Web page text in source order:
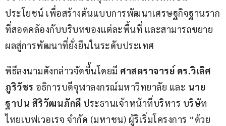
ประโยชน์ เพื่อสร้างต้นแบบการพัฒนาเศรษฐกิจฐานราก
ที่สอดคล้องกับบริบทของแต่ละพื้นที่ และสามารถขยาย
ผลสู่การพัฒนาที่ยั่งยืนในระดับประเทศ
พิธีลงนามดังกล่าวจัดขึ้นโดยมี ศาสตราจารย์ ดร.วิเลิศ
ภูริวัชร อธิการบดีจุฬาลงกรณ์มหาวิทยาลัย และ นาย
ฐาปน สิริวัฒนภักดี ประธานเจ้าหน้าที่บริหาร บริษัท
ไทยเบฟเวอเรจ จำกัด (มหาชน) ผู้ริเริ่มโครงการ “ด้วย